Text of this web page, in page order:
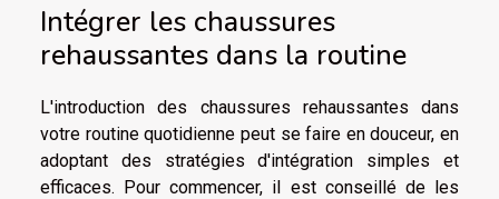
Intégrer les chaussures
rehaussantes dans la routine
L'introduction des chaussures rehaussantes dans
votre routine quotidienne peut se faire en douceur, en
adoptant des stratégies d'intégration simples et
efficaces. Pour commencer, il est conseillé de les